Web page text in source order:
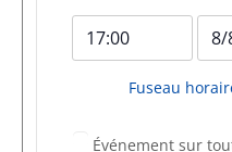
l'événement
Heure
de
Date
de
fin
Fuseau
Événement sur